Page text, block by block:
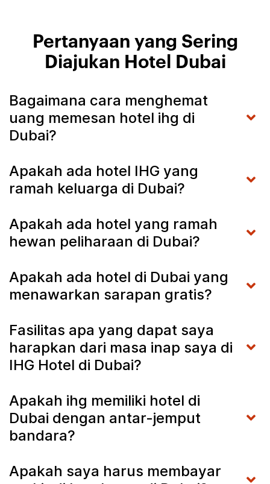
Pertanyaan yang Sering
Diajukan Hotel Dubai
Bagaimana cara menghemat
uang memesan hotel ihg di
Dubai?
Apakah ada hotel IHG yang
ramah keluarga di Dubai?
Apakah ada hotel yang ramah
hewan peliharaan di Dubai?
Apakah ada hotel di Dubai yang
menawarkan sarapan gratis?
Fasilitas apa yang dapat saya
harapkan dari masa inap saya di
IHG Hotel di Dubai?
Apakah ihg memiliki hotel di
Dubai dengan antar-jemput
bandara?
Apakah saya harus membayar